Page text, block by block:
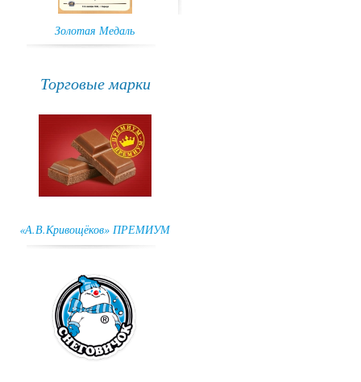
Золотая Медаль
Торговые марки
«А.В.Кривощёков» ПРЕМИУМ